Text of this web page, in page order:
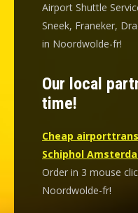
Airport Shuttle
Sneek, Franeker,
in Noordwolde-fr!
Our local
time!
Cheap
Schiphol
Order in 3 mouse
Noordwolde-fr!